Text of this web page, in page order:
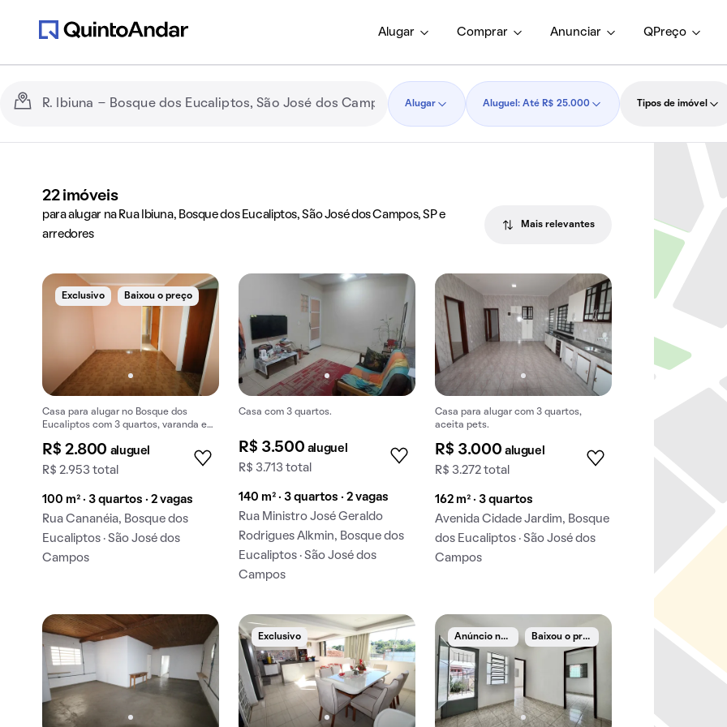
Alugar Comprar Anunciar QPreço
Alugar Aluguel: Até R$ 25.000 Tipos de imóvel
22 imóveis
para alugar na Rua Ibiuna, Bosque dos Eucaliptos, São José dos Campos, SP e
arredores
Mais relevantes
Exclusivo Baixou o preço
Casa para alugar no Bosque dos
Eucaliptos com 3 quartos, varanda e
R$ 2.800 aluguel
R$ 2.953 total
100 m² · 3 quartos · 2 vagas
Rua Cananéia, Bosque dos
Eucaliptos · São José dos
Campos
Casa com 3 quartos.
R$ 3.500 aluguel
R$ 3.713 total
140 m² · 3 quartos · 2 vagas
Rua Ministro José Geraldo
Rodrigues Alkmin, Bosque dos
Eucaliptos · São José dos
Campos
Casa para alugar com 3 quartos,
aceita pets.
R$ 3.000 aluguel
R$ 3.272 total
162 m² · 3 quartos
Avenida Cidade Jardim, Bosque
dos Eucaliptos · São José dos
Campos
Exclusivo A
núncio novo B
aixou o preço